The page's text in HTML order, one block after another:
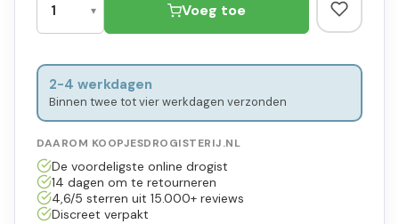
Voeg toe
2-4 werkdagen
Binnen twee tot vier werkdagen verzonden
DAAROM KOOPJESDROGISTERIJ.NL
De voordeligste online drogist
14 dagen om te retourneren
4,6/5 sterren uit 15.000+ reviews
Discreet verpakt